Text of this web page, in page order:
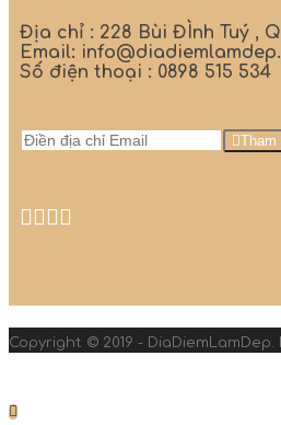
Địa chỉ : 228 Bùi ĐÌnh Tuý ,
Email:
Số điện thoại : 0898 515 534
Tham
Copyright © 2019 - DiaDiemLamDep.